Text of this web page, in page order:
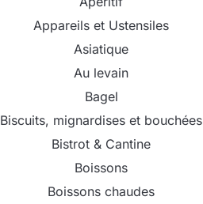
Appareils et Ustensiles
Asiatique
Au levain
Bagel
Biscuits, mignardises et bouchées
Bistrot & Cantine
Boissons
Boissons chaudes